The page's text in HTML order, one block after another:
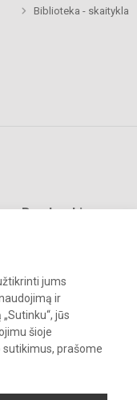
jums
ir
jūs
šioje
prašome
Biblioteka - skaitykla
Bendraukime